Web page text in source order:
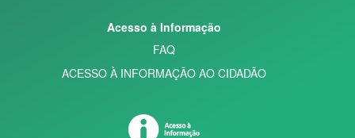
Acesso à Informação
FAQ
ACESSO À INFORMAÇÃO AO CIDADÃO